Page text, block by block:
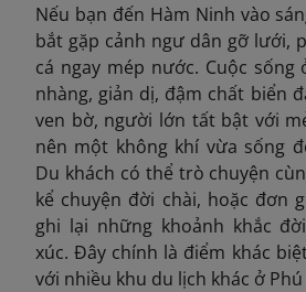
Nếu bạn đến Hàm Ninh vào
bắt gặp cảnh ngư dân gỡ lưới,
cá ngay mép nước. Cuộc
nhàng, giản dị, đậm chất biển
ven bờ, người lớn tất bật với
nên một không khí vừa sống
Du khách có thể trò chuyện
kể chuyện đời chài, hoặc đơn
ghi lại những khoảnh khắc
xúc. Đây chính là điểm khác
với nhiều khu du lịch khác ở Phú